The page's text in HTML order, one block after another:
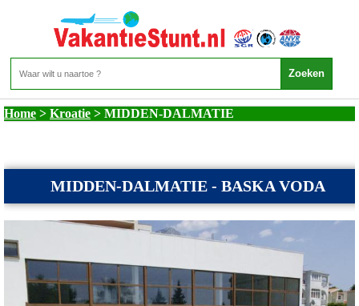
Kroatie - MIDDEN-DALMATIE
Home > Kroatie > MIDDEN-DALMATIE
MIDDEN-DALMATIE - BASKA VODA